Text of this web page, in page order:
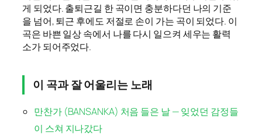
게 되었다. 출퇴근길 한 곡이면 충분하다던 나의 기준
을 넘어, 퇴근 후에도 저절로 손이 가는 곡이 되었다. 이
곡은 바쁜 일상 속에서 나를 다시 일으켜 세우는 활력
소가 되어주었다.
이 곡과 잘 어울리는 노래
만찬가 (BANSANKA) 처음 들은 날 — 잊었던 감정들
이 스쳐 지나갔다